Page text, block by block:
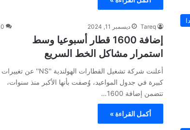
Tareq ديسمبر 11, 2024 0
إضافة 1600 قطار أسبوعيا وسط
استمرار مشاكل الخط السريع
أعلنت شركة تشغيل القطارات الهولندية ''NS'' عن تغييرات
كبيرة في جدول المواعيد، وُصفت بأنها الأكبر منذ سنوات،
تتضمن إضافة 1600…
أكمل القراءة »